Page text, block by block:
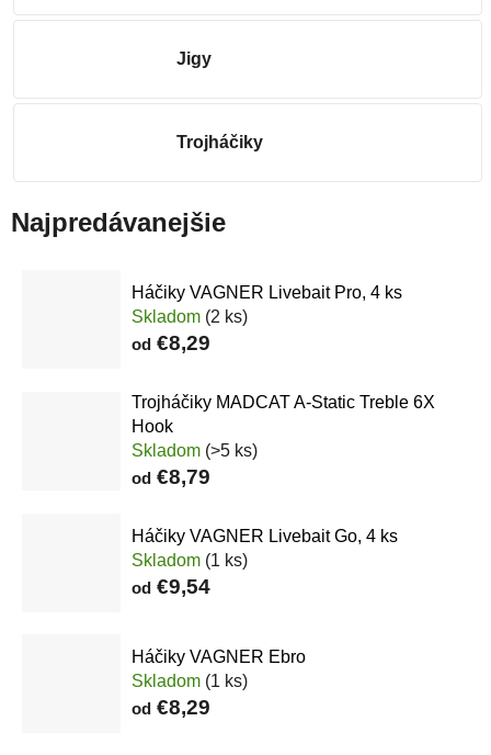
Jigy
Trojháčiky
Najpredávanejšie
Háčiky VAGNER Livebait Pro, 4 ks
Skladom (2 ks)
od €8,29
Trojháčiky MADCAT A-Static Treble 6X
Hook
Skladom (>5 ks)
od €8,79
Háčiky VAGNER Livebait Go, 4 ks
Skladom (1 ks)
od €9,54
Háčiky VAGNER Ebro
Skladom (1 ks)
od €8,29